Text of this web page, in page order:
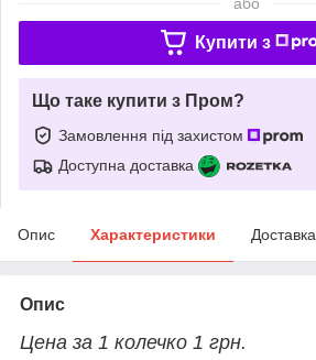
Купити з
Що таке купити з Пром?
Замовлення під захистом
Доступна доставка
Опис Характеристики Доставка
Опис
Цена за 1 колечко 1 грн.